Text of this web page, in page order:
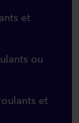
et
ou
et